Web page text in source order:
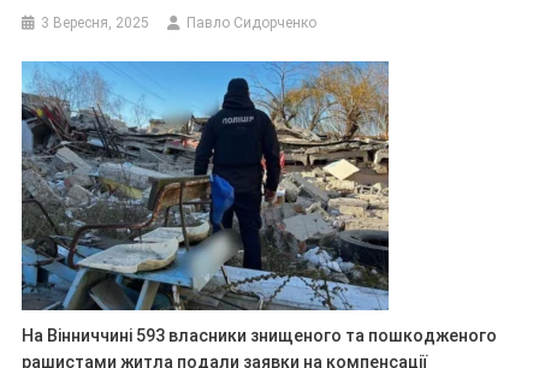
3 Вересня, 2025 Павло Сидорченко
На Вінниччині 593 власники знищеного та пошкодженого
рашистами житла подали заявки на компенсації